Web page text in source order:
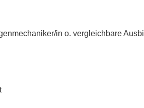
in o. vergleichbare